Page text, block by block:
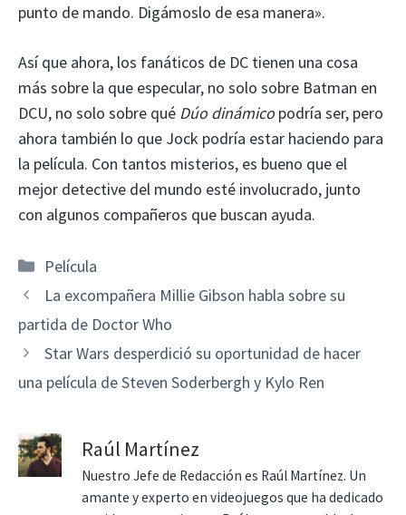
punto de mando. Digámoslo de esa manera».
Así que ahora, los fanáticos de DC tienen una cosa
más sobre la que especular, no solo sobre Batman en
DCU, no solo sobre qué Dúo dinámicopodría ser, pero
ahora también lo que Jock podría estar haciendo para
la película. Con tantos misterios, es bueno que el
mejor detective del mundo esté involucrado, junto
con algunos compañeros que buscan ayuda.
Categorías
Película
La excompañera Millie Gibson habla sobre su
partida de Doctor Who
Star Wars desperdició su oportunidad de hacer
una película de Steven Soderbergh y Kylo Ren
Raúl Martínez
Nuestro Jefe de Redacción es Raúl Martínez. Un
amante y experto en videojuegos que ha dedicado